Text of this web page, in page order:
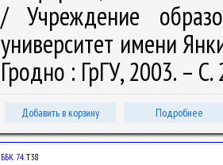
/ Учреждение
университет имени
Гродно : ГрГУ, 2003. –
Добавить в корзину Подробнее
ББК 74.Т38